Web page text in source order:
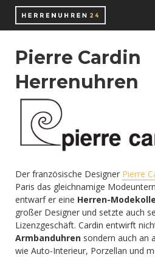
Uhrenmarken
Schweizer Uhrenmarken
Deutsche Uhrenhersteller
Shop
Automatikuhren
Funkuhren
Smartwatches
Solaruhren
Zubehör
Uhrenarmbänder
Uhrenaufbewahrung
Uhrenbeweger
Automatikuhrwerk
Bücher
ETA Uhrwerke
Blog
Juweliere
E-Books
Pierre Cardin
Herrenuhren
Der französische Designer Pierre
Paris das gleichnamige
entwarf er eine Herren-
großer Designer und setzte auch
Lizenzgeschäft. Cardin entwirft
Armbanduhren sondern auch an
wie Auto-Interieur, Porzellan und